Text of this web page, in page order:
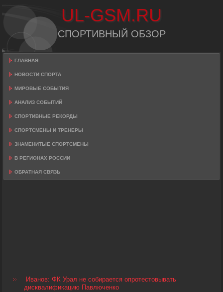
UL-GSM.RU
СПОРТИВНЫЙ ОБЗОР
ГЛАВНАЯ
НОВОСТИ СПОРТА
МИРОВЫЕ СОБЫТИЯ
АНАЛИЗ СОБЫТИЙ
СПОРТИВНЫЕ РЕКОРДЫ
СПОРТСМЕНЫ И ТРЕНЕРЫ
ЗНАМЕНИТЫЕ СПОРТСМЕНЫ
В РЕГИОНАХ РОССИИ
ОБРАТНАЯ СВЯЗЬ
Иванов: ФК Урал не собирается опротестовывать
дисквалификацию Павлюченко